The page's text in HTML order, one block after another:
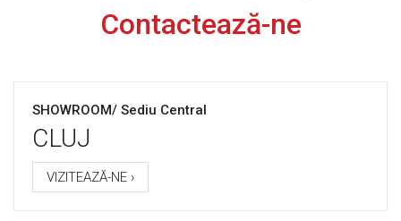
Contactează-ne
SHOWROOM/ Sediu Central
CLUJ
VIZITEAZĂ-NE ›